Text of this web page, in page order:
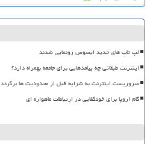
لپ تاپ های جدید ایسوس رونمایی شدند
اینترنت طبقاتی چه پیامدهایی برای جامعه بهمراه دارد؟
ضروریست اینترنت به شرایط قبل از محدودیت ها برگردد
گام اروپا برای خودکفایی در ارتباطات ماهواره ای